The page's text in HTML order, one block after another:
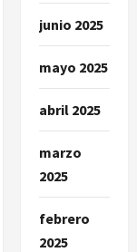
junio 2025
mayo 2025
abril 2025
marzo
2025
febrero
2025